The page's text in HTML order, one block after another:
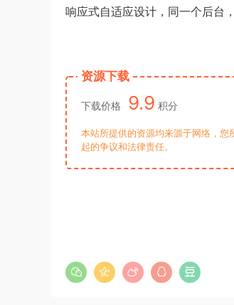
响应式自适应设计，同一个后台
资源下载
下载价格 9.9 积分
本站所提供的资源均来源于网络，
起的争议和法律责任。